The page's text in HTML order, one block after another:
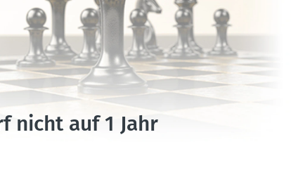
nicht auf 1 Jahr